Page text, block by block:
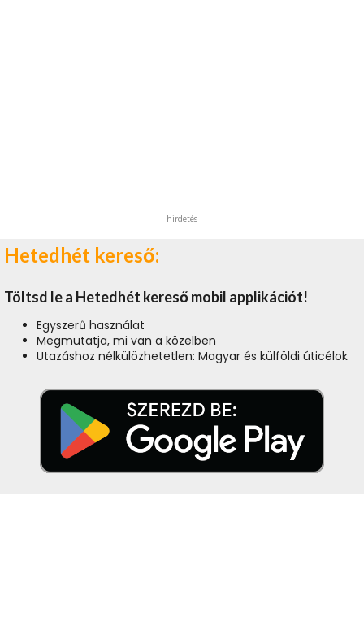
hirdetés
Hetedhét kereső:
Töltsd le a Hetedhét kereső mobil applikációt!
Egyszerű használat
Megmutatja, mi van a közelben
Utazáshoz nélkülözhetetlen: Magyar és külföldi úticélok